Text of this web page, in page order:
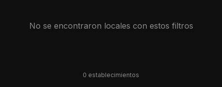
No se encontraron locales con estos filtros
0 establecimientos